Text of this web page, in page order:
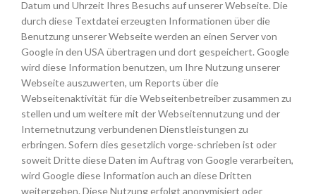
Datum und Uhrzeit Ihres Besuchs auf unserer Webseite. Die
durch diese Textdatei erzeugten Informationen über die
Benutzung unserer Webseite werden an einen Server von
Google in den USA übertragen und dort gespeichert. Google
wird diese Information benutzen, um Ihre Nutzung unserer
Webseite auszuwerten, um Reports über die
Webseitenaktivität für die Webseitenbetreiber zusammen zu
stellen und um weitere mit der Webseitennutzung und der
Internetnutzung verbundenen Dienstleistungen zu
erbringen. Sofern dies gesetzlich vorge-schrieben ist oder
soweit Dritte diese Daten im Auftrag von Google verarbeiten,
wird Google diese Information auch an diese Dritten
weitergeben. Diese Nutzung erfolgt anonymisiert oder